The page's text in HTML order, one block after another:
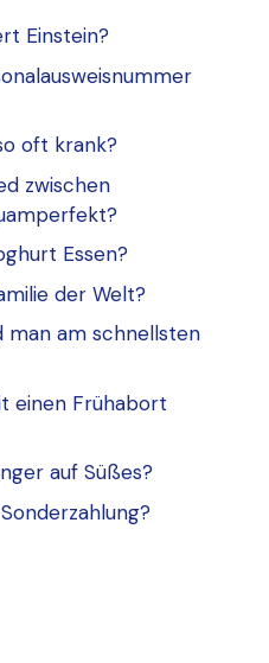
Einstein?
oft krank?
zwischen
Essen?
der Welt?
man am schnellsten
einen Frühabort
auf Süßes?